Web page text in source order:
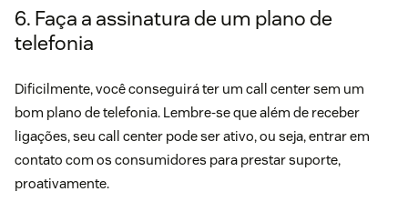
6. Faça a assinatura de um plano de
telefonia
Dificilmente, você conseguirá ter um call center sem um
bom plano de telefonia. Lembre-se que além de receber
ligações, seu call center pode ser ativo, ou seja, entrar em
contato com os consumidores para prestar suporte,
proativamente.